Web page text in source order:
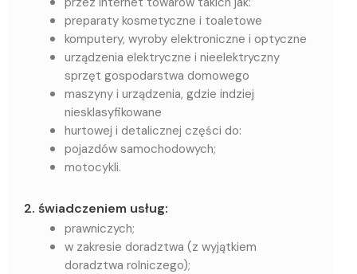
preparaty kosmetyczne i toaletowe
komputery, wyroby elektroniczne i optyczne
urządzenia elektryczne i nieelektryczny
sprzęt gospodarstwa domowego
maszyny i urządzenia, gdzie indziej
niesklasyfikowane
hurtowej i detalicznej części do:
pojazdów samochodowych;
motocykli.
2. świadczeniem usług:
prawniczych;
w zakresie doradztwa (z wyjątkiem
doradztwa rolniczego);